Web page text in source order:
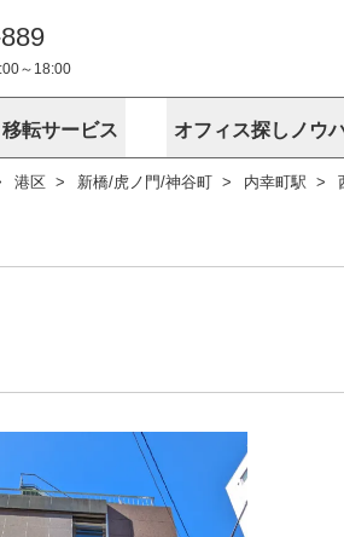
～18:00
ックを探す
埼玉
路線から探す
埼玉のクリニックを探
転サービス オフィス探しノウ
が選ばれる理由
ド オフィス移転に関するお役立
空室に
物件
ビルアド
港区 新橋/虎ノ門/神谷町 内幸町駅